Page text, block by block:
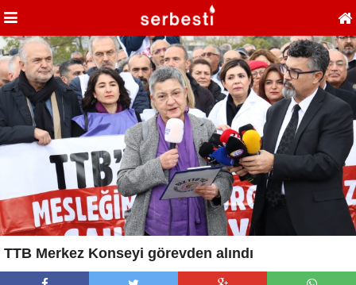
TTB Merkez Konseyi görevden alındı